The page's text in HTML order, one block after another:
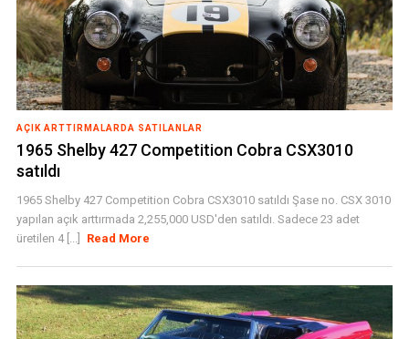
AÇIK ARTTIRMALARDA SATILANLAR
1965 Shelby 427 Competition Cobra CSX3010
satıldı
1965 Shelby 427 Competition Cobra CSX3010 satıldı Şase no. CSX 3010
yapılan açık arttırmada 2,255,000 USD'den satıldı. Sadece 23 adet
üretilen 4 [...]
Read More